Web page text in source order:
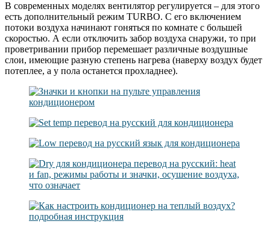
В современных моделях вентилятор регулируется – для этого
есть дополнительный режим TURBO. С его включением
потоки воздуха начинают гоняться по комнате с большей
скоростью. А если отключить забор воздуха снаружи, то при
проветривании прибор перемешает различные воздушные
слои, имеющие разную степень нагрева (наверху воздух будет
потеплее, а у пола останется прохладнее).